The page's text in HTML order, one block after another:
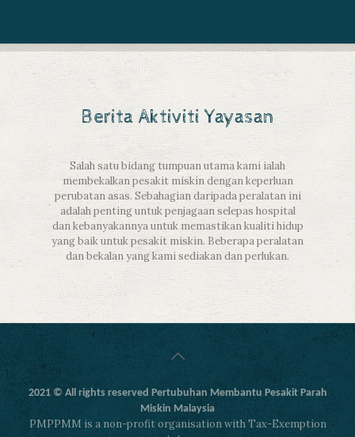
Berita Aktiviti Yayasan
Salah satu bidang tumpuan utama kami ialah
membekalkan pesakit miskin dengan keperluan
perubatan asas. Sebahagian daripada peralatan ini
adalah penting untuk penjagaan selepas hospital
dan kebanyakannya untuk memastikan kualiti hidup
yang baik untuk pesakit miskin. Beberapa peralatan
dan bekalan yang kami sediakan dan perlukan.
2021 © All rights reserved Pertubuhan Membantu Pesakit Parah
Miskin Malaysia
PMPPMM is a non-profit organisation with Tax-Exemption